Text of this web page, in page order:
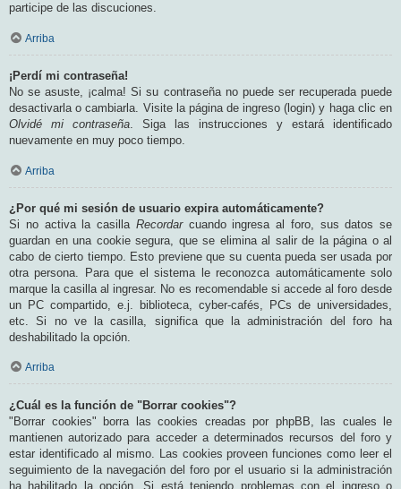
participe de las discuciones.
Arriba
¡Perdí mi contraseña!
No se asuste, ¡calma! Si su contraseña no puede ser recuperada puede
desactivarla o cambiarla. Visite la página de ingreso (login) y haga clic en
Olvidé mi contraseña. Siga las instrucciones y estará identificado
nuevamente en muy poco tiempo.
Arriba
¿Por qué mi sesión de usuario expira automáticamente?
Si no activa la casilla Recordarcuando ingresa al foro, sus datos se
guardan en una cookie segura, que se elimina al salir de la página o al
cabo de cierto tiempo. Esto previene que su cuenta pueda ser usada por
otra persona. Para que el sistema le reconozca automáticamente solo
marque la casilla al ingresar. No es recomendable si accede al foro desde
un PC compartido, e.j. biblioteca, cyber-cafés, PCs de universidades,
etc. Si no ve la casilla, significa que la administración del foro ha
deshabilitado la opción.
Arriba
¿Cuál es la función de "Borrar cookies"?
"Borrar cookies" borra las cookies creadas por phpBB, las cuales le
mantienen autorizado para acceder a determinados recursos del foro y
estar identificado al mismo. Las cookies proveen funciones como leer el
seguimiento de la navegación del foro por el usuario si la administración
ha habilitado la opción. Si está teniendo problemas con el ingreso o